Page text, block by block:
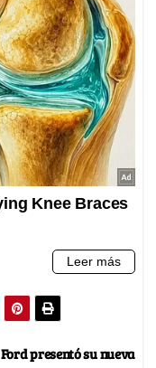
Ford presentó su nueva